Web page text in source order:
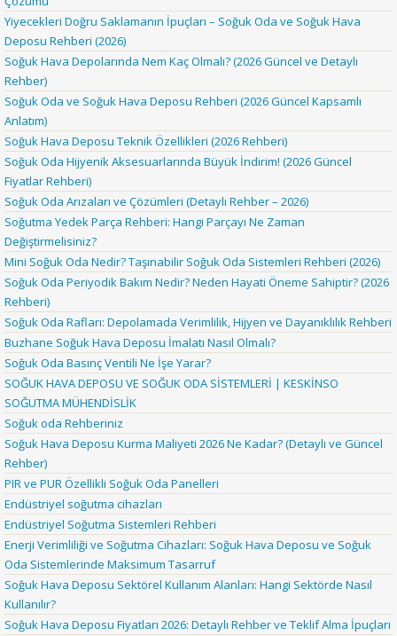
Yiyecekleri Doğru Saklamanın İpuçları – Soğuk Oda ve Soğuk Hava
Deposu Rehberi (2026)
Soğuk Hava Depolarında Nem Kaç Olmalı? (2026 Güncel ve Detaylı
Rehber)
Soğuk Oda ve Soğuk Hava Deposu Rehberi (2026 Güncel Kapsamlı
Anlatım)
Soğuk Hava Deposu Teknik Özellikleri (2026 Rehberi)
Soğuk Oda Hijyenik Aksesuarlarında Büyük İndirim! (2026 Güncel
Fiyatlar Rehberi)
Soğuk Oda Arızaları ve Çözümleri (Detaylı Rehber – 2026)
Soğutma Yedek Parça Rehberi: Hangi Parçayı Ne Zaman
Değiştirmelisiniz?
Mini Soğuk Oda Nedir? Taşınabilir Soğuk Oda Sistemleri Rehberi (2026)
Soğuk Oda Periyodik Bakım Nedir? Neden Hayati Öneme Sahiptir? (2026
Rehberi)
Soğuk Oda Rafları: Depolamada Verimlilik, Hijyen ve Dayanıklılık Rehberi
Buzhane Soğuk Hava Deposu İmalatı Nasıl Olmalı?
Soğuk Oda Basınç Ventili Ne İşe Yarar?
SOĞUK HAVA DEPOSU VE SOĞUK ODA SİSTEMLERİ | KESKİNSO
SOĞUTMA MÜHENDİSLİK
Soğuk oda Rehberiniz
Soğuk Hava Deposu Kurma Maliyeti 2026 Ne Kadar? (Detaylı ve Güncel
Rehber)
PIR ve PUR Özellikli Soğuk Oda Panelleri
Endüstriyel soğutma cihazları
Endüstriyel Soğutma Sistemleri Rehberi
Enerji Verimliliği ve Soğutma Cihazları: Soğuk Hava Deposu ve Soğuk
Oda Sistemlerinde Maksimum Tasarruf
Soğuk Hava Deposu Sektörel Kullanım Alanları: Hangi Sektörde Nasıl
Kullanılır?
Soğuk Hava Deposu Fiyatları 2026: Detaylı Rehber ve Teklif Alma İpuçları